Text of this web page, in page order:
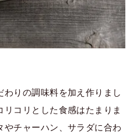
りの調味料を加え作りまし
コリとした食感はたまりま
チャーハン、サラダに合わ